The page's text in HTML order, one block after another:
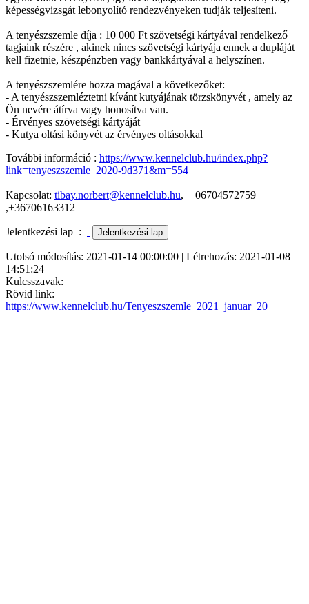
képességvizsgát lebonyolító rendezvényeken tudják teljesíteni.
A tenyészszemle díja : 10 000 Ft szövetségi kártyával rendelkező
tagjaink részére , akinek nincs szövetségi kártyája ennek a dupláját
kell fizetnie, készpénzben vagy bankkártyával a helyszínen.
A tenyészszemlére hozza magával a következőket:
- A tenyészszemléztetni kívánt kutyájának törzskönyvét , amely az
Ön nevére átírva vagy honosítva van.
- Érvényes szövetségi kártyáját
- Kutya oltási könyvét az érvényes oltásokkal
További információ : https://www.kennelclub.hu/index.php?
link=tenyeszszemle_2020-9d371&m=554
Kapcsolat: tibay.norbert@kennelclub.hu, +06704572759
,+36706163312
Jelentkezési lap :
Utolsó módosítás: 2021-01-14 00:00:00 | Létrehozás: 2021-01-08
14:51:24
Kulcsszavak:
Rövid link:
https://www.kennelclub.hu/Tenyeszszemle_2021_januar_20